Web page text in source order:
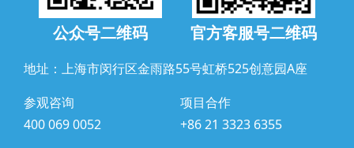
公众号二维码 官方客服号二维码
地址：上海市闵行区金雨路55号虹桥525创意园A座
参观咨询
400 069 0052
项目合作
+86 21 3323 6355